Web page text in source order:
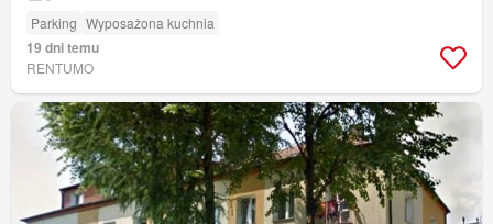
Parking Wyposażona kuchnia
19 dni temu
RENTUMO